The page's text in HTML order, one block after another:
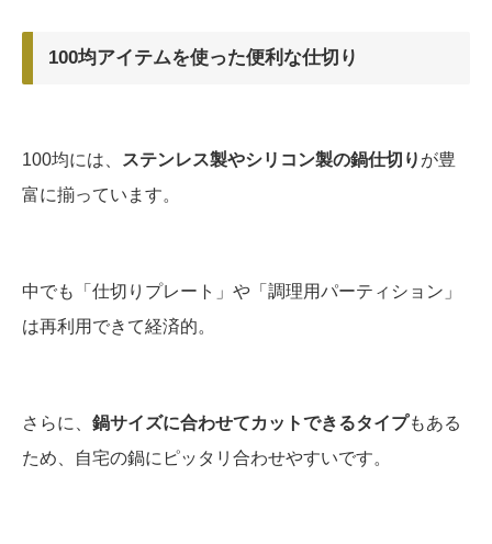
100均アイテムを使った便利な仕切り
100均には、 ステンレス製やシリコン製の鍋仕切り が豊
富に揃っています。
中でも「仕切りプレート」や「調理用パーティション」
は再利用できて経済的。
さらに、 鍋サイズに合わせてカットできるタイプもある
ため、自宅の鍋にピッタリ合わせやすいです。